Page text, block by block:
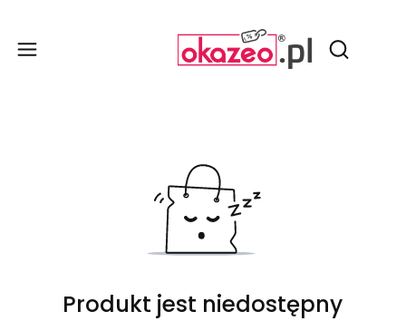
Otwórz
Produkt jest niedostępny